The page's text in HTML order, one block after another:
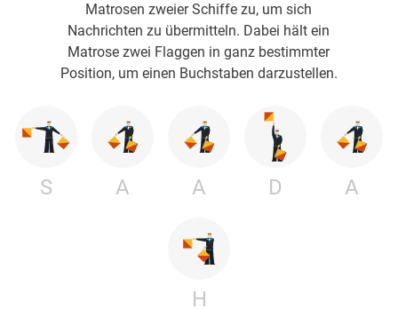
Matrosen zweier Schiffe zu, um sich
Nachrichten zu übermitteln. Dabei hält ein
Matrose zwei Flaggen in ganz bestimmter
Position, um einen Buchstaben darzustellen.
S A A D A
H